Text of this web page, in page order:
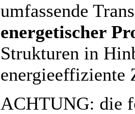
umfassende
energetischer
Strukturen in
energieeffiziente
ACHTUNG: die